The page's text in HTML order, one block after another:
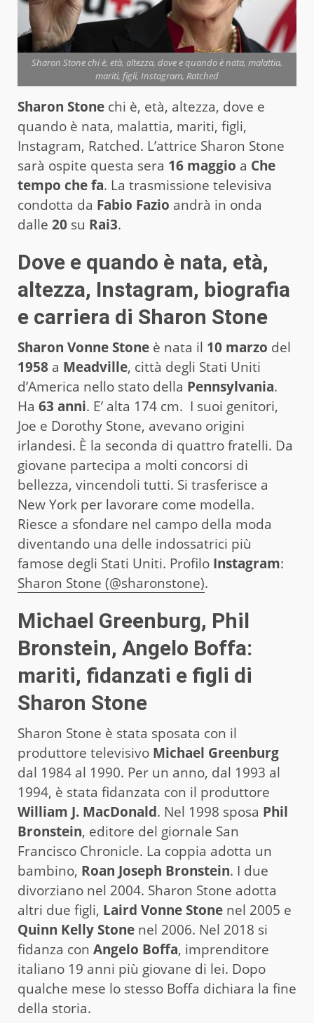
Sharon Stone chi è, età, altezza, dove e quando è nata, malattia,
mariti, figli, Instagram, Ratched
Sharon Stone chi è, età, altezza, dove e
quando è nata, malattia, mariti, figli,
Instagram, Ratched. L’attrice Sharon Stone
sarà ospite questa sera 16 maggio a Che
tempo che fa. La trasmissione televisiva
condotta da Fabio Fazio andrà in onda
dalle 20 su Rai3.
Dove e quando è nata, età,
altezza, Instagram, biografia
e carriera di Sharon Stone
Sharon Vonne Stone è nata il 10 marzo del
1958 a Meadville, città degli Stati Uniti
d’America nello stato della Pennsylvania.
Ha 63 anni. E’ alta 174 cm. I suoi genitori,
Joe e Dorothy Stone, avevano origini
irlandesi. È la seconda di quattro fratelli. Da
giovane partecipa a molti concorsi di
bellezza, vincendoli tutti. Si trasferisce a
New York per lavorare come modella.
Riesce a sfondare nel campo della moda
diventando una delle indossatrici più
famose degli Stati Uniti. Profilo Instagram:
Sharon Stone (@sharonstone).
Michael Greenburg, Phil
Bronstein, Angelo Boffa:
mariti, fidanzati e figli di
Sharon Stone
Sharon Stone è stata sposata con il
produttore televisivo Michael Greenburg
dal 1984 al 1990. Per un anno, dal 1993 al
1994, è stata fidanzata con il produttore
William J. MacDonald. Nel 1998 sposa Phil
Bronstein, editore del giornale San
Francisco Chronicle. La coppia adotta un
bambino, Roan Joseph Bronstein. I due
divorziano nel 2004. Sharon Stone adotta
altri due figli, Laird Vonne Stone nel 2005 e
Quinn Kelly Stone nel 2006. Nel 2018 si
fidanza con Angelo Boffa, imprenditore
italiano 19 anni più giovane di lei. Dopo
qualche mese lo stesso Boffa dichiara la fine
della storia.